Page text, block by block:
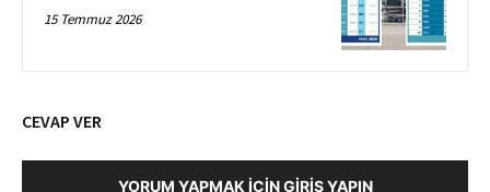
15 Temmuz 2026
CEVAP VER
YORUM YAPMAK İÇIN GIRIŞ YAPIN